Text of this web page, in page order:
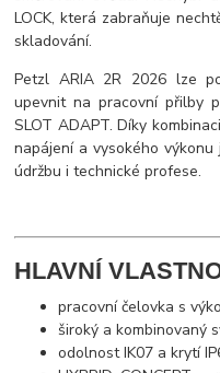
LOCK, která zabraňuje
skladování.
Petzl ARIA 2R 2026 lze
upevnit na pracovní přilby
SLOT ADAPT. Díky
napájení a vysokého
údržbu i technické profese.
HLAVNÍ
pracovní čelovka s
široký a kombinovaný
odolnost IK07 a krytí